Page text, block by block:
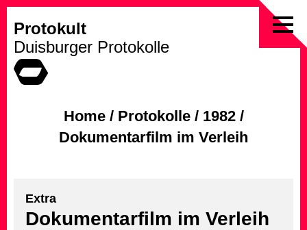
to
Protokult
Duisburger Protokolle
Home/ Protokolle/ 1982/
Dokumentarfilm im Verleih
Extra
Dokumentarfilm im Verleih